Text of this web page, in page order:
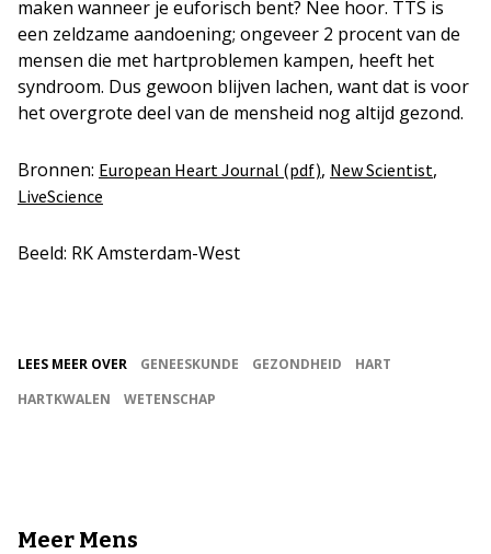
maken wanneer je euforisch bent? Nee hoor. TTS is
een zeldzame aandoening; ongeveer 2 procent van de
mensen die met hartproblemen kampen, heeft het
syndroom. Dus gewoon blijven lachen, want dat is voor
het overgrote deel van de mensheid nog altijd gezond.
Bronnen: European Heart Journal (pdf), New Scientist,
LiveScience
Beeld: RK Amsterdam-West
LEES MEER OVER GENEESKUNDE GEZONDHEID
HART
HARTKWALEN
WETENSCHAP
Meer Mens